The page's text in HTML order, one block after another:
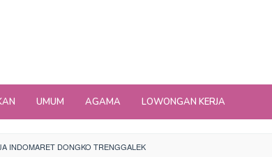
UMUM AGAMA LOWONGAN KERJA
INDOMARET DONGKO TRENGGALEK